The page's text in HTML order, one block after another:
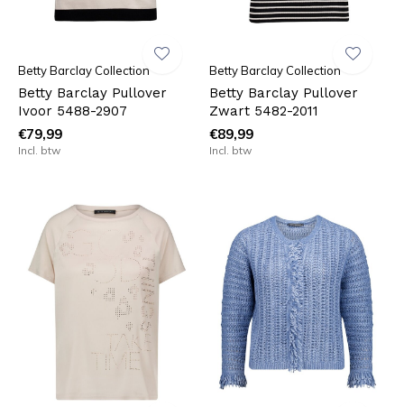
Betty Barclay Collection
Betty Barclay Pullover
Ivoor 5488-2907
€79,99
Incl. btw
Betty Barclay Collection
Betty Barclay Pullover
Zwart 5482-2011
€89,99
Incl. btw